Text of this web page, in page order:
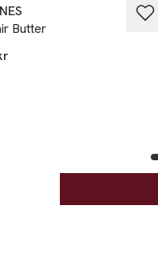
Butter